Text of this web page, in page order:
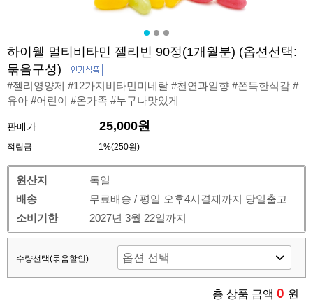
하이웰 멀티비타민 젤리빈 90정(1개월분) (옵션선택:
묶음구성)
#젤리영양제 #12가지비타민미네랄 #천연과일향 #쫀득한식감 #
유아 #어린이 #온가족 #누구나맛있게
판매가 25,000원
적립금 1%(250원)
원산지
독일
배송
무료배송 / 평일 오후4시결제까지 당일출고
소비기한
2027년 3월 22일까지
수량선택(묶음할인)
총 상품 금액 0 원